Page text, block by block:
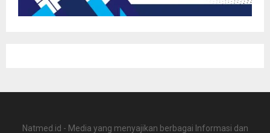
Natmed.id - Media yang menyajikan berbagai Informasi dan